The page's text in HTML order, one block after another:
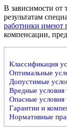
В зависимости от
результатам
работники имеют
компенсации,
Классификация
Оптимальные
Допустимые
Вредные условия
Опасные условия
Гарантии и
Нормативные